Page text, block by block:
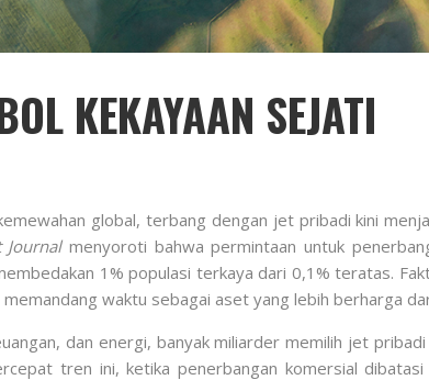
KEKAYAAN SEJATI
global, terbang dengan jet pribadi kini
Journalmenyoroti bahwa permintaan untuk
1% populasi terkaya dari 0,1% teratas.
waktu sebagai aset yang lebih berharga
dan energi, banyak miliarder memilih jet
tren ini, ketika penerbangan komersial